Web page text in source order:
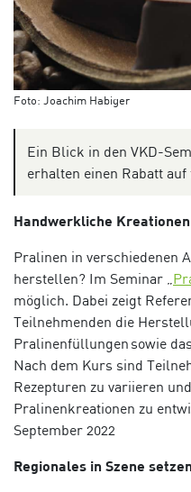
Foto: Joachim Habiger
Ein Blick in den VKD-
erhalten einen Rabatt
Handwerkliche Kreationen
Pralinen in verschiedenen
herstellen? Im Seminar „
möglich. Dabei zeigt
Teilnehmenden die
Pralinenfüllungen sowie
Nach dem Kurs sind
Rezepturen zu variieren
Pralinenkreationen zu
September 2022
Regionales in Szene setzen